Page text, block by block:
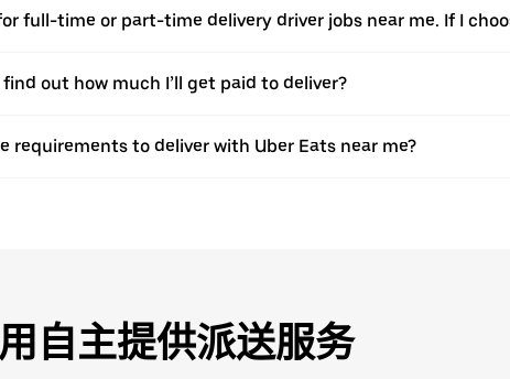
full-time or part-time delivery driver jobs near me. If I
find out how much I’ll get paid to deliver?
requirements to deliver with Uber Eats near me?
自主提供派送服务